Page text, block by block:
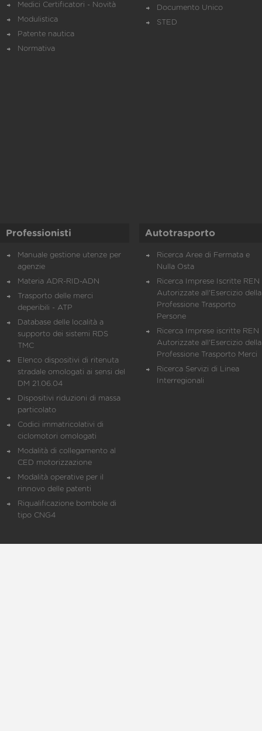
Medici Certificatori - Novità
Modulistica
Patente nautica
Normativa
Documento Unico
STED
Professionisti
Manuale gestione utenze per
agenzie
Materia ADR-RID-ADN
Trasporto delle merci
deperibili - ATP
Database delle località a
supporto dei sistemi RDS
TMC
Elenco dispositivi di ritenuta
stradale omologati ai sensi del
DM 21.06.04
Dispositivi riduzioni di massa
particolato
Codici immatricolativi di
ciclomotori omologati
Modalità di collegamento al
CED motorizzazione
Modalità operative per il
rinnovo delle patenti
Riqualificazione bombole di
tipo CNG4
Autotrasporto
Ricerca Aree di Fermata e
Nulla Osta
Ricerca Imprese Iscritte REN
Autorizzate all'Esercizio della
Professione Trasporto
Persone
Ricerca Imprese iscritte REN
Autorizzate all'Esercizio della
Professione Trasporto Merci
Ricerca Servizi di Linea
Interregionali